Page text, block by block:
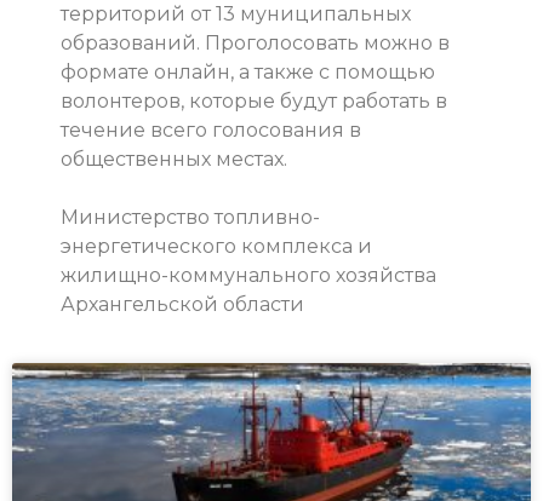
территорий от 13 муниципальных
образований. Проголосовать можно в
формате онлайн, а также с помощью
волонтеров, которые будут работать в
течение всего голосования в
общественных местах.
Министерство топливно-
энергетического комплекса и
жилищно-коммунального хозяйства
Архангельской области